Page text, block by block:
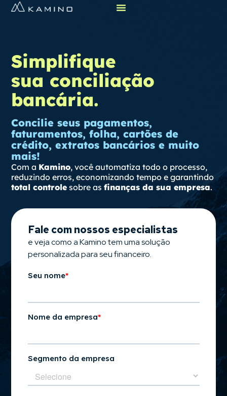
Simplifique
sua conciliação
bancária.
Concilie seus pagamentos,
faturamentos, folha, cartões de
crédito, extratos bancários e muito
mais!
Com a Kamino, você automatiza todo o processo,
reduzindo erros, economizando tempo e garantindo
total controle sobre asfinanças da sua empresa.
Fale com nossos especialistas
e veja como a Kamino tem uma solução
personalizada para seu financeiro.